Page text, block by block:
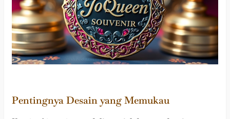
Pentingnya Desain yang Memukau